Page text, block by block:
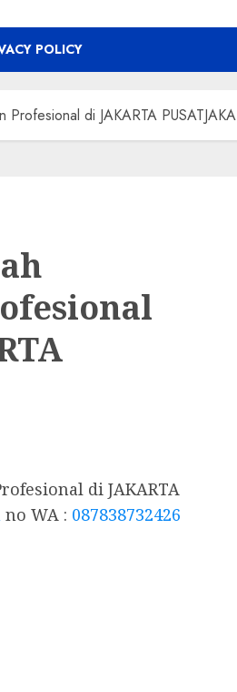
POLICY
Profesional di JAKARTA
di JAKARTA
no WA : 087838732426